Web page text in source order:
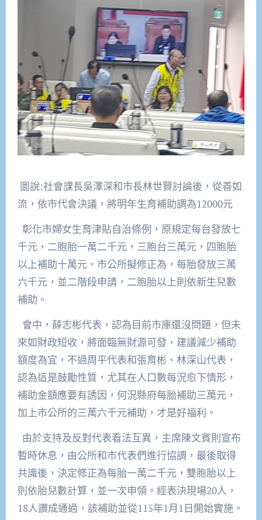
圖說:社會課長吳澤深和市長林世賢討論後，從善如
流，依市代會決議，將明年生育補助調為12000元
彰化市婦女生育津貼自治條例，原規定每台發放七
千元，二胞胎一萬二千元，三胞台三萬元，四胞胎
以上補助十萬元。市公所擬修正為，每胎發放三萬
六千元，並二階段申請，二胞胎以上則依新生兒數
補助。
會中，薛志彬代表，認為目前市庫還沒問題，但未
來如財政短收，將面臨無財源可發，建議減少補助
額度為宜，不過周平代表和張育彬、林深山代表，
認為這是鼓勵性質，尤其在人口數每況愈下情形，
補助金額應要有誘因，何況縣府每胎補助三萬元，
加上市公所的三萬六千元補助，才是好福利。
由於支持及反對代表看法互異，主席陳文賓則宣布
暫時休息，由公所和市代表們進行協調，最後取得
共識後，決定修正為每胎一萬二千元，雙胞胎以上
則依胎兒數計算，並一次申領。經表決現場20人，
18人讚成通過，該補助並從115年1月1日開始實施。